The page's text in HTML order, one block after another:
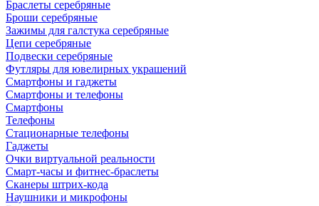
Браслеты серебряные
Броши серебряные
Зажимы для галстука серебряные
Цепи серебряные
Подвески серебряные
Футляры для ювелирных украшений
Смартфоны и гаджеты
Смартфоны и телефоны
Смартфоны
Телефоны
Стационарные телефоны
Гаджеты
Очки виртуальной реальности
Смарт-часы и фитнес-браслеты
Сканеры штрих-кода
Наушники и микрофоны